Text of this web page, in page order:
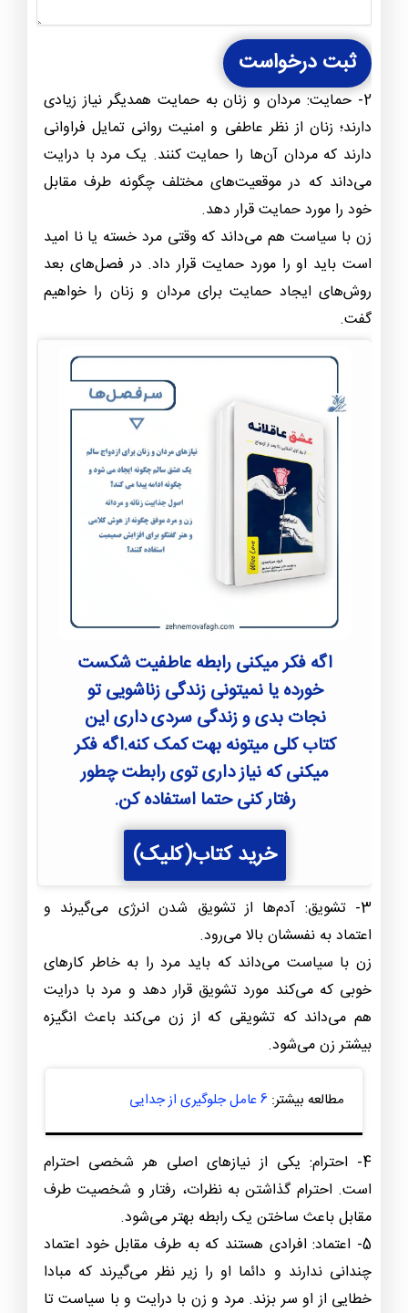
ثبت درخواست
2- حمایت: مردان و زنان به حمایت همدیگر نیاز زیادی
دارند؛ زنان از نظر عاطفی و امنیت روانی تمایل فراوانی
دارند که مردان آن‌ها را حمایت کنند. یک مرد با درایت
می‌داند که در موقعیت‌های مختلف چگونه طرف مقابل
خود را مورد حمایت قرار دهد.
زن با سیاست هم می‌داند که وقتی مرد خسته یا نا امید
است باید او را مورد حمایت قرار داد. در فصل‌های بعد
روش‌های ایجاد حمایت برای مردان و زنان را خواهیم
گفت.
اگه فکر میکنی رابطه عاطفیت شکست
خورده یا نمیتونی زندگی زناشویی تو
نجات بدی و زندگی سردی داری این
کتاب کلی میتونه بهت کمک کنه.اگه فکر
میکنی که نیاز داری توی رابطت چطور
رفتار کنی حتما استفاده کن.
خرید کتاب(کلیک)
3- تشویق: آدم‌ها از تشویق شدن انرژی می‌گیرند و
اعتماد به نفسشان بالا می‌رود.
زن با سیاست می‌داند که باید مرد را به خاطر کارهای
خوبی که می‌کند مورد تشویق قرار دهد و مرد با درایت
هم می‌داند که تشویقی که از زن می‌کند باعث انگیزه
بیشتر زن می‌شود.
مطالعه بیشتر: 6 عامل جلوگیری از جدایی
4- احترام: یکی از نیازهای اصلی هر شخصی احترام
است. احترام گذاشتن به نظرات، رفتار و شخصیت طرف
مقابل باعث ساختن یک رابطه بهتر می‌شود.
5- اعتماد: افرادی هستند که به طرف مقابل خود اعتماد
چندانی ندارند و دائما او را زیر نظر می‌گیرند که مبادا
خطایی از او سر بزند. مرد و زن با درایت و با سیاست تا